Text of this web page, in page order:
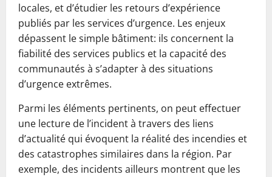
locales, et d’étudier les retours d’expérience
publiés par les services d’urgence. Les enjeux
dépassent le simple bâtiment: ils concernent la
fiabilité des services publics et la capacité des
communautés à s’adapter à des situations
d’urgence extrêmes.
Parmi les éléments pertinents, on peut effectuer
une lecture de l’incident à travers des liens
d’actualité qui évoquent la réalité des incendies et
des catastrophes similaires dans la région. Par
exemple, des incidents ailleurs montrent que les